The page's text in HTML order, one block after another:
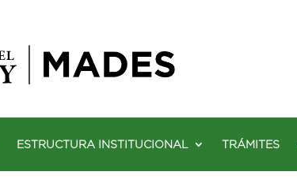
ESTRUCTURA INSTITUCIONAL TRÁMITES